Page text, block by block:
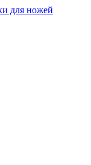
для ножей